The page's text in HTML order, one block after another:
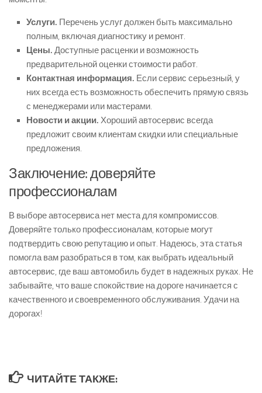
Услуги. Перечень услуг должен быть максимально
полным, включая диагностику и ремонт.
Цены. Доступные расценки и возможность
предварительной оценки стоимости работ.
Контактная информация. Если сервис серьезный, у
них всегда есть возможность обеспечить прямую связь
с менеджерами или мастерами.
Новости и акции. Хороший автосервис всегда
предложит своим клиентам скидки или специальные
предложения.
Заключение: доверяйте
профессионалам
В выборе автосервиса нет места для компромиссов.
Доверяйте только профессионалам, которые могут
подтвердить свою репутацию и опыт. Надеюсь, эта статья
помогла вам разобраться в том, как выбрать идеальный
автосервис, где ваш автомобиль будет в надежных руках. Не
забывайте, что ваше спокойствие на дороге начинается с
качественного и своевременного обслуживания. Удачи на
дорогах!
ЧИТАЙТЕ ТАКЖЕ: